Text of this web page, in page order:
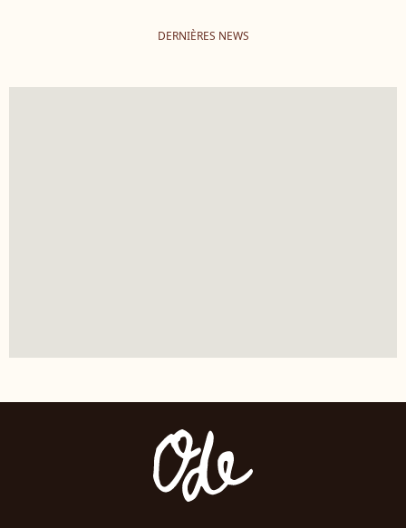
DERNIÈRES NEWS